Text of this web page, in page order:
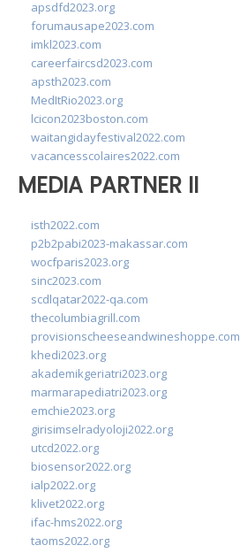
apsdfd2023.org
forumausape2023.com
imkl2023.com
careerfaircsd2023.com
apsth2023.com
MedItRio2023.org
lcicon2023boston.com
waitangidayfestival2022.com
vacancesscolaires2022.com
MEDIA PARTNER II
isth2022.com
p2b2pabi2023-makassar.com
wocfparis2023.org
sinc2023.com
scdlqatar2022-qa.com
thecolumbiagrill.com
provisionscheeseandwineshoppe.com
khedi2023.org
akademikgeriatri2023.org
marmarapediatri2023.org
emchie2023.org
girisimselradyoloji2022.org
utcd2022.org
biosensor2022.org
ialp2022.org
klivet2022.org
ifac-hms2022.org
taoms2022.org